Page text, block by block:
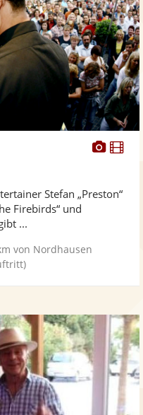
Fotos
Stefan „Preston“
Firebirds“ und
...
von Nordhausen